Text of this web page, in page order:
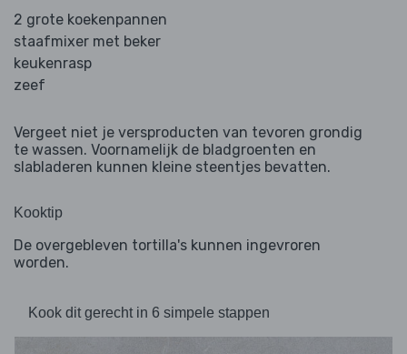
2 grote koekenpannen
staafmixer met beker
keukenrasp
zeef
Vergeet niet je versproducten van tevoren grondig
te wassen. Voornamelijk de bladgroenten en
slabladeren kunnen kleine steentjes bevatten.
Kooktip
De overgebleven tortilla's kunnen ingevroren
worden.
Kook dit gerecht in 6 simpele stappen